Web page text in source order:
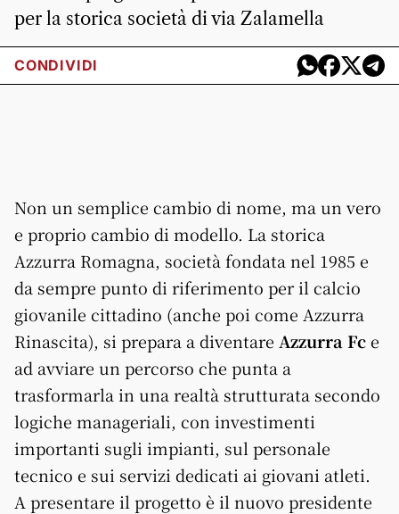
per la storica società di via Zalamella
CONDIVIDI
Non un semplice cambio di nome, ma un vero
e proprio cambio di modello. La storica
Azzurra Romagna, società fondata nel 1985 e
da sempre punto di riferimento per il calcio
giovanile cittadino (anche poi come Azzurra
Rinascita), si prepara a diventare Azzurra Fce
ad avviare un percorso che punta a
trasformarla in una realtà strutturata secondo
logiche manageriali, con investimenti
importanti sugli impianti, sul personale
tecnico e sui servizi dedicati ai giovani atleti.
A presentare il progetto è il nuovo presidente